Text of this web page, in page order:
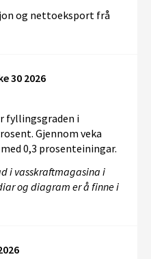
og nettoeksport frå
30 2026
fyllingsgraden i
Gjennom veka
0,3 prosenteiningar.
i vasskraftmagasina i
og diagram er å finne i